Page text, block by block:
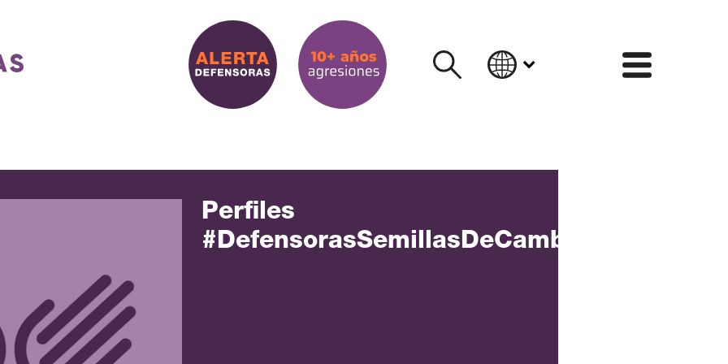
Perfiles
#DefensorasSemillasDeCambio